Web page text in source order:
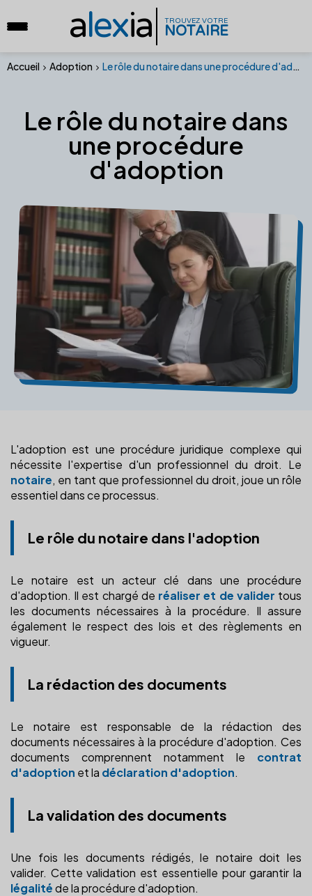
alexia TROUVEZ VOTRE
NOTAIRE
Accueil Adoption Le rôle du notaire dans une procédure d'adoption
Le rôle du notaire dans
une procédure
d'adoption
L'adoption est une procédure juridique complexe qui
nécessite l'expertise d'un professionnel du droit. Le
notaire, en tant que professionnel du droit, joue un rôle
essentiel dans ce processus.
Le rôle du notaire dans l'adoption
Le notaire est un acteur clé dans une procédure
d'adoption. Il est chargé de réaliser et de valider tous
les documents nécessaires à la procédure. Il assure
également le respect des lois et des règlements en
vigueur.
La rédaction des documents
Le notaire est responsable de la rédaction des
documents nécessaires à la procédure d'adoption. Ces
documents comprennent notamment le contrat
d'adoption et la déclaration d'adoption.
La validation des documents
Une fois les documents rédigés, le notaire doit les
valider. Cette validation est essentielle pour garantir la
légalitéde la procédure d'adoption.